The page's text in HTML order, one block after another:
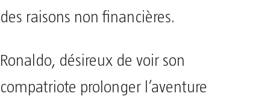
des raisons non financières.
Ronaldo, désireux de voir son
compatriote prolonger l’aventure